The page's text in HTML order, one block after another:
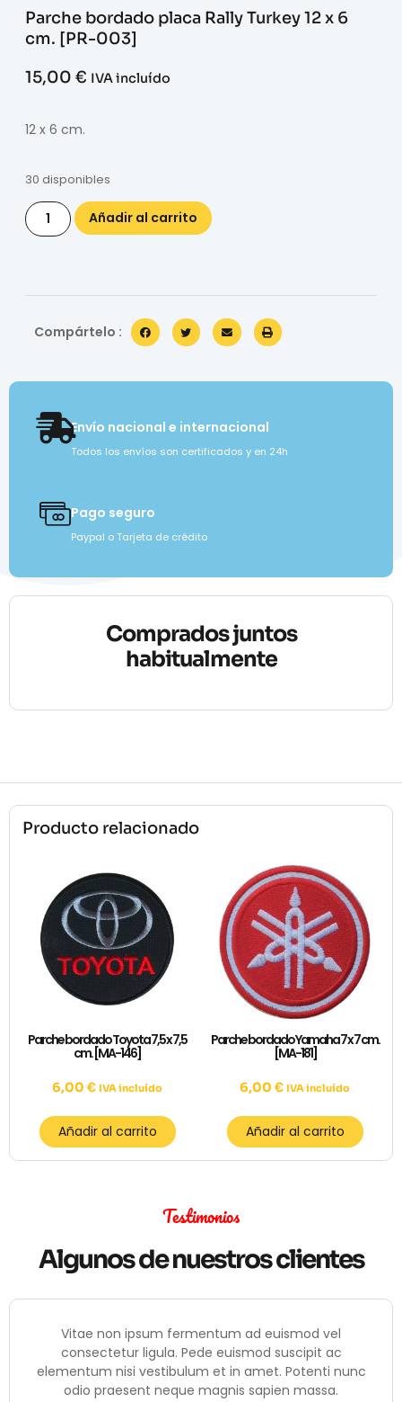
Parche bordado placa Rally Turkey 12 x 6
cm. [PR-003]
15,00 € IVA incluído
12 x 6 cm.
30 disponibles
Añadir al carrito
Compártelo :
Envío nacional e internacional
Todos los envíos son certificados y en 24h
Pago seguro
Paypal o Tarjeta de crédito
Comprados juntos
habitualmente
Producto relacionado
Parche bordado Toyota 7,5 x 7,5
cm. [MA-146]
6,00 € IVA incluído
Añadir al carrito
Parche bordado Yamaha 7 x 7 cm.
[MA-181]
6,00 € IVA incluído
Añadir al carrito
Testimonios
Algunos de nuestros clientes
euismod vel
suscipit ac
Potenti nunc
massa.
Vitae non ipsum fermentum
consectetur ligula. Pede
elementum nisi vestibulum et in
odio praesent neque magnis